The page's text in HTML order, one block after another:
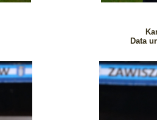
Data